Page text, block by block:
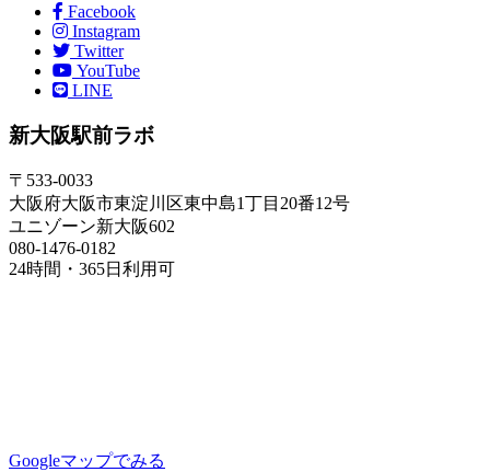
Facebook
Instagram
Twitter
YouTube
LINE
新大阪駅前ラボ
〒533-0033
大阪府大阪市東淀川区東中島1丁目20番12号
ユニゾーン新大阪602
080-1476-0182
24時間・365日利用可
Googleマップでみる